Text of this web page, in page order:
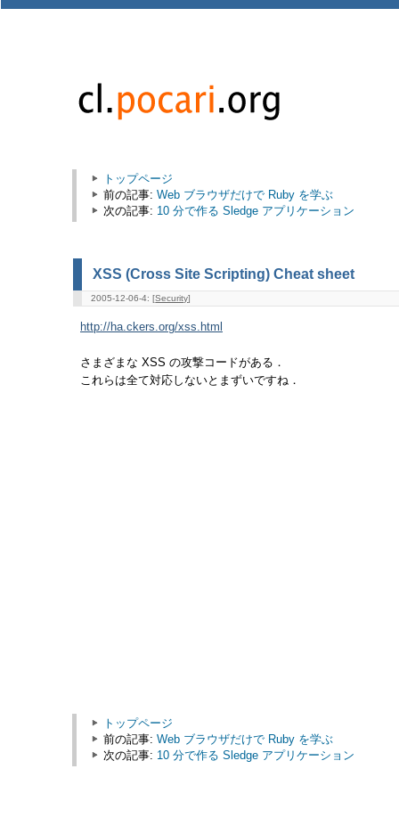
トップページ
前の記事: Web ブラウザだけで Ruby を学ぶ
次の記事: 10 分で作る Sledge アプリケーション
XSS (Cross Site Scripting) Cheat sheet
2005-12-06-4: [Security]
http://ha.ckers.org/xss.html
さまざまな XSS の攻撃コードがある．
これらは全て対応しないとまずいですね．
トップページ
前の記事: Web ブラウザだけで Ruby を学ぶ
次の記事: 10 分で作る Sledge アプリケーション